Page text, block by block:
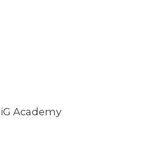
Academy